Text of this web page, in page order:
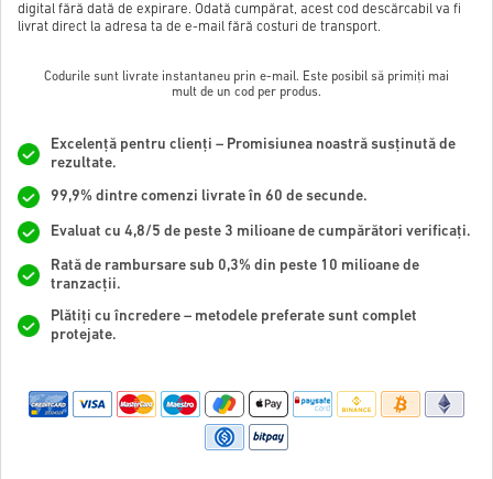
digital fără dată de expirare. Odată cumpărat, acest cod descărcabil va fi
livrat direct la adresa ta de e-mail fără costuri de transport.
Codurile sunt livrate instantaneu prin e-mail. Este posibil să primiți mai
mult de un cod per produs.
Excelență pentru clienți – Promisiunea noastră susținută de
rezultate.
99,9% dintre comenzi livrate în 60 de secunde.
Evaluat cu 4,8/5 de peste 3 milioane de cumpărători verificați.
Rată de rambursare sub 0,3% din peste 10 milioane de
tranzacții.
Plătiți cu încredere – metodele preferate sunt complet
protejate.